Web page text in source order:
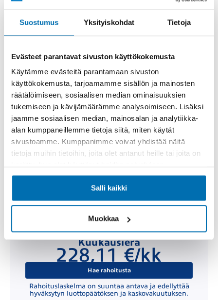
Suostumus Yksityiskohdat Tietoja
Evästeet parantavat sivuston käyttökokemusta
Käytämme evästeitä parantamaan sivuston
käyttökokemusta, tarjoamamme sisällön ja mainosten
räätälöimiseen, sosiaalisen median ominaisuuksien
tukemiseen ja kävijämäärämme analysoimiseen. Lisäksi
jaamme sosiaalisen median, mainosalan ja analytiikka-
alan kumppaneillemme tietoja siitä, miten käytät
sivustoamme. Kumppanimme voivat yhdistää näitä
tietoja muihin tietoihin, joita olet antanut heille tai joita on
Salli kaikki
Muokkaa
Käsiraha tai vaihtoauto (€)
Suurempi viimeinen erä (€)
Kuukausierä
228,11 €/kk
Hae rahoitusta
Rahoituslaskelma on suuntaa antava ja edellyttää
hyväksytyn luottopäätöksen ja kaskovakuutuksen.